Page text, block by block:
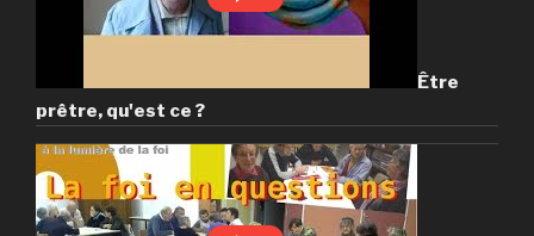
Être
prêtre, qu'est ce ?